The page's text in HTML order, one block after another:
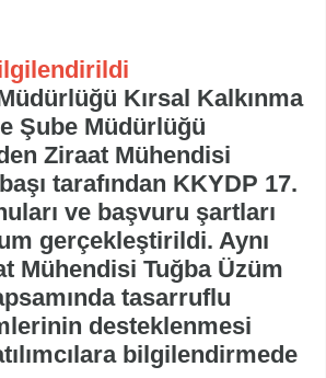
Kırsal Kalkınma
Şube Müdürlüğü
Ziraat Mühendisi
tarafından KKYDP 17.
ve başvuru şartları
gerçekleştirildi. Aynı
Mühendisi Tuğba Üzüm
tasarruflu
desteklenmesi
bilgilendirmede